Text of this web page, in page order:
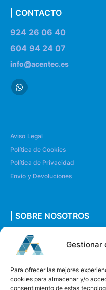
Gestionar
Para ofrecer las mejores
cookies para almacenar y/o
consentimiento de estas
| CONTACTO
924 26 06 40
604 94 24 07
info@acentec.es
Aviso Legal
Política de Cookies
Política de Privacidad
Envío y Devoluciones
| SOBRE NOSOTROS
Quiénes somos
Envíanos un mensaje